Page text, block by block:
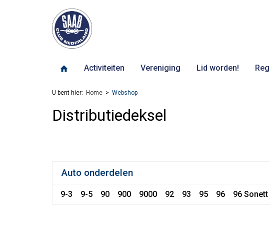
Activiteiten Vereniging Lid worden!
U bent hier: Home Webshop
Distributiedeksel
Auto onderdelen
9-3 9-5 90 900 9000 92 93 95 96 96 Sonett